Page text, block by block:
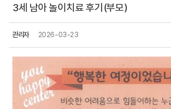
3세 남아 놀이치료 후기(부모)
관리자 2026-03-23